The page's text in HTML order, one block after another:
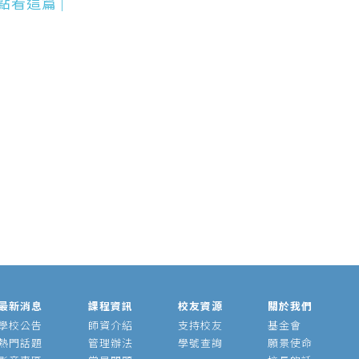
新消息
校公告
門話題
課程資訊
師資介紹
管理辦法
校友資源
支持校友
學號查詢
關於我們
基金會
願景使命